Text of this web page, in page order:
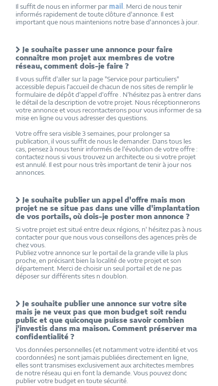
Il suffit de nous en informer par mail
. Merci de nous tenir
informés rapidement de toute clôture d'annonce. Il est
important que nous maintenions notre base d'annonces à jour.
Je souhaite passer une annonce pour faire
connaître mon projet aux membres de votre
réseau, comment dois-je faire ?
Il vous suffit d'aller sur la page "Service pour particuliers"
accessible depuis l'accueil de chacun de nos sites de remplir le
formulaire de dépôt d'appel d'offre . N'hésitez pas à entrer dans
le détail de la description de votre projet. Nous réceptionnerons
votre annonce et vous recontacterons pour vous informer de sa
mise en ligne ou vous adresser des questions.
Votre offre sera visible 3 semaines, pour prolonger sa
publication, il vous suffit de nous le demander. Dans tous les
cas, pensez à nous tenir informés de l'évolution de votre offre :
contactez nous si vous trouvez un architecte ou si votre projet
est annulé. Il est pour nous très important de tenir à jour nos
annonces.
Je souhaite publier un appel d'offre mais mon
projet ne se situe pas dans une ville d'implantation
de vos portails, où dois-je poster mon annonce ?
Si votre projet est situé entre deux régions, n' hésitez pas à nous
contacter pour que nous vous conseillons des agences près de
chez vous.
Publiez votre annonce sur le portail de la grande ville la plus
proche, en précisant bien la localité de votre projet et son
département. Merci de choisir un seul portail et de ne pas
déposer sur différents sites n doublon.
Je souhaite publier une annonce sur votre site
mais je ne veux pas que mon budget soit rendu
public et que quiconque puisse savoir combien
j'investis dans ma maison. Comment préserver ma
confidentialité ?
Vos données personnelles (et notamment votre identité et vos
coordonnées) ne sont jamais publiées directement en ligne,
elles sont transmises exclusivement aux architectes membres
de notre réseau qui en font la demande. Vous pouvez donc
publier votre budget en toute sécurité.